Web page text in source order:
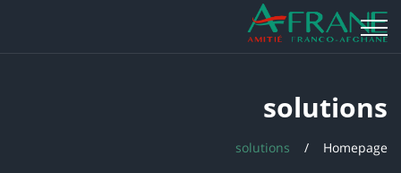
solutions
Homepage
solutions